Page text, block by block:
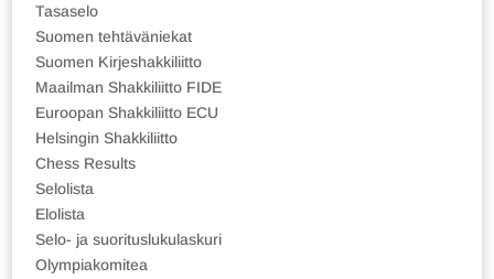
Tasaselo
Suomen tehtäväniekat
Suomen Kirjeshakkiliitto
Maailman Shakkiliitto FIDE
Euroopan Shakkiliitto ECU
Helsingin Shakkiliitto
Chess Results
Selolista
Elolista
Selo- ja suorituslukulaskuri
Olympiakomitea